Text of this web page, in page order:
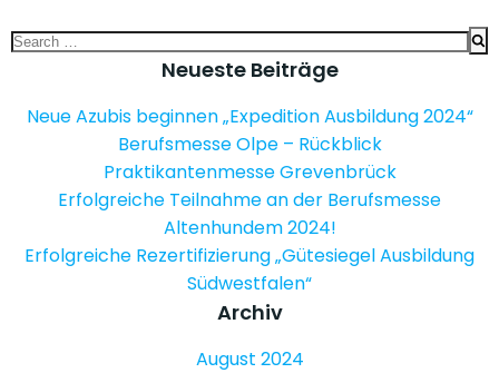
Search
Neueste Beiträge
Neue Azubis beginnen „Expedition Ausbildung 2024“
Berufsmesse Olpe – Rückblick
Praktikantenmesse Grevenbrück
Erfolgreiche Teilnahme an der Berufsmesse
Altenhundem 2024!
Erfolgreiche Rezertifizierung „Gütesiegel Ausbildung
Südwestfalen“
Archiv
August 2024